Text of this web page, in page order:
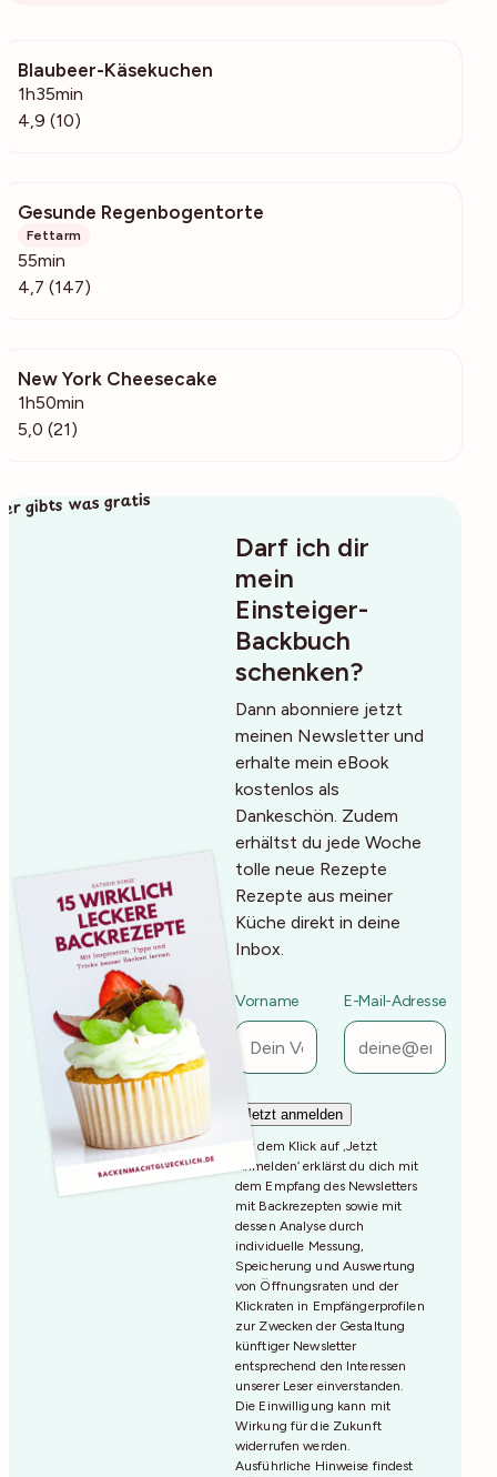
Blaubeer-Käsekuchen
1h35min
4,9 (10)
Gesunde Regenbogentorte
Fettarm
55min
4,7 (147)
New York Cheesecake
1h50min
5,0 (21)
Darf ich dir
mein
Einsteiger-
Backbuch
schenken?
Dann abonniere jetzt
meinen Newsletter und
erhalte mein eBook
kostenlos als
Dankeschön. Zudem
erhältst du jede Woche
tolle neue Rezepte
Rezepte aus meiner
Küche direkt in deine
Inbox.
Vorname E-Mail-Adresse
Mit dem Klick auf ‚Jetzt
Anmelden‘ erklärst du dich mit
dem Empfang des Newsletters
mit Backrezepten sowie mit
dessen Analyse durch
individuelle Messung,
Speicherung und Auswertung
von Öffnungsraten und der
Klickraten in Empfängerprofilen
zur Zwecken der Gestaltung
künftiger Newsletter
entsprechend den Interessen
unserer Leser einverstanden.
Die Einwilligung kann mit
Wirkung für die Zukunft
widerrufen werden.
Ausführliche Hinweise findest
gibts was gratis